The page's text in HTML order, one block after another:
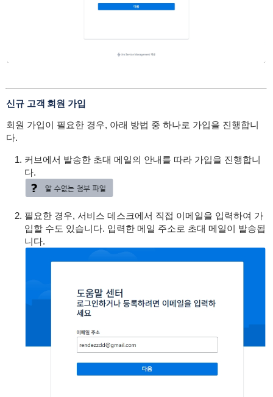
신규 고객 회원 가입
회원 가입이 필요한 경우, 아래 방법 중 하나로 가입을 진행합니
다.
커브에서 발송한 초대 메일의 안내를 따라 가입을 진행합니
다.
필요한 경우, 서비스 데스크에서 직접 이메일을 입력하여 가
입할 수도 있습니다. 입력한 메일 주소로 초대 메일이 발송됩
니다.